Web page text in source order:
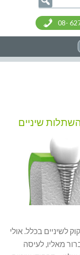
08-
שיניים
לשיניים בכלל. אולי
מאליו, לעיסה